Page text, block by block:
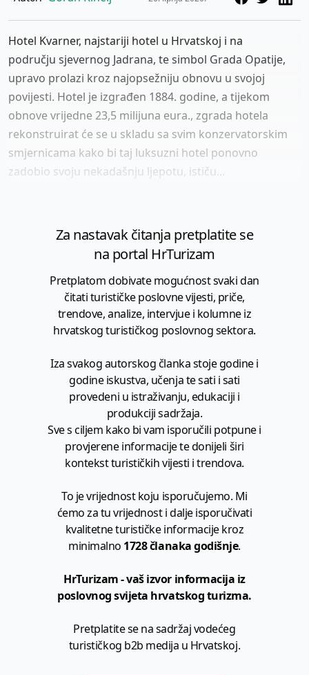
Hotel Kvarner, najstariji hotel u Hrvatskoj i na
području sjevernog Jadrana, te simbol Grada Opatije,
upravo prolazi kroz najopsežniju obnovu u svojoj
povijesti. Hotel je izgrađen 1884. godine, a tijekom
obnove vrijedne 23,5 milijuna eura., zgrada hotela
rekonstruirat će se u skladu sa svim konzervatorskim
smjernicama kako bi taj luksuzni hotel ponovno
zadobio svoju nekadašnju ljepotu, ističu...
Za nastavak čitanja pretplatite se
na portal HrTurizam
Pretplatom dobivate mogućnost svaki dan
čitati turističke poslovne vijesti, priče,
trendove, analize, intervjue i kolumne iz
hrvatskog turističkog poslovnog sektora.
Iza svakog autorskog članka stoje godine i
godine iskustva, učenja te sati i sati
provedeni u istraživanju, edukaciji i
produkciji sadržaja.
Sve s ciljem kako bi vam isporučili potpune i
provjerene informacije te donijeli širi
kontekst turističkih vijesti i trendova.
To je vrijednost koju isporučujemo. Mi
ćemo za tu vrijednost i dalje isporučivati
kvalitetne turističke informacije kroz
minimalno 1728 članaka godišnje.
HrTurizam - vaš izvor informacija iz
poslovnog svijeta hrvatskog turizma.
Pretplatite se na sadržaj vodećeg
turističkog b2b medija u Hrvatskoj.